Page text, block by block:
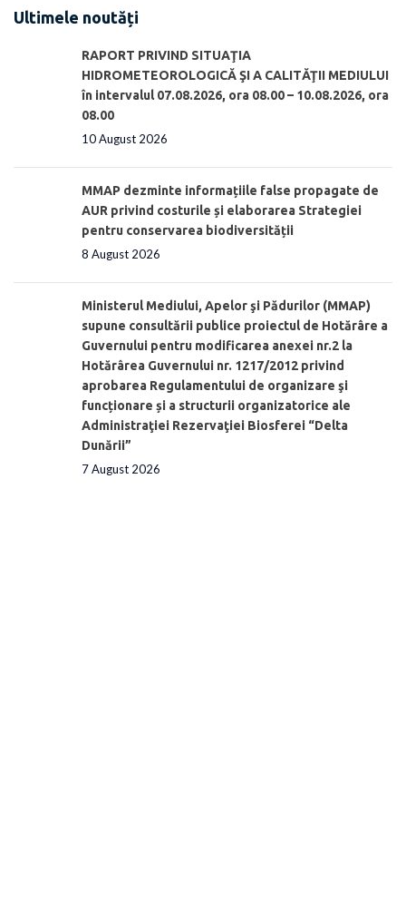
Ultimele noutăți
RAPORT PRIVIND SITUAŢIA
HIDROMETEOROLOGICĂ ŞI A CALITĂŢII MEDIULUI
în intervalul 07.08.2026, ora 08.00 – 10.08.2026, ora
08.00
10 August 2026
MMAP dezminte informațiile false propagate de
AUR privind costurile și elaborarea Strategiei
pentru conservarea biodiversității
8 August 2026
Ministerul Mediului, Apelor şi Pădurilor (MMAP)
supune consultării publice proiectul de Hotărâre a
Guvernului pentru modificarea anexei nr.2 la
Hotărârea Guvernului nr. 1217/2012 privind
aprobarea Regulamentului de organizare şi
funcționare și a structurii organizatorice ale
Administraţiei Rezervaţiei Biosferei “Delta
Dunării”
7 August 2026